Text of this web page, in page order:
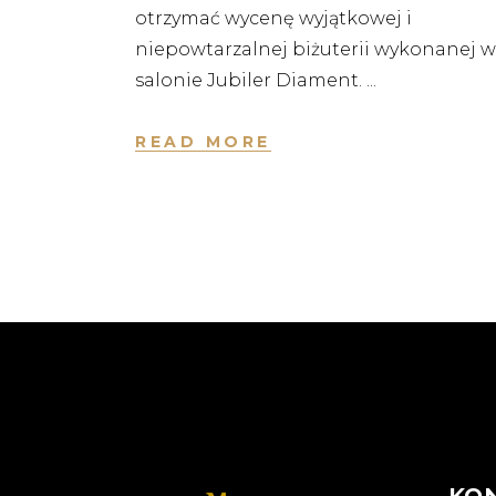
otrzymać wycenę wyjątkowej i
niepowtarzalnej biżuterii wykonanej w
salonie Jubiler Diament.
READ MORE